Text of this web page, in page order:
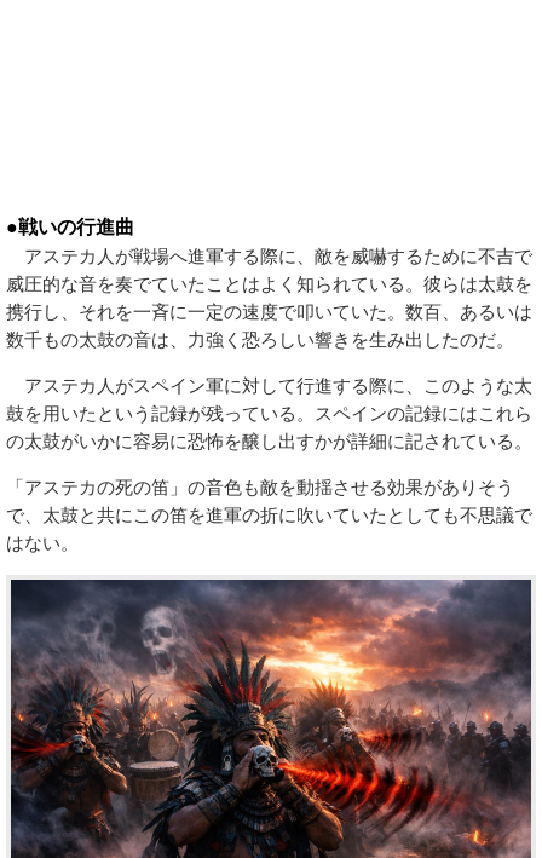
●戦いの行進曲
アステカ人が戦場へ進軍する際に、敵を威嚇するために不吉で
威圧的な音を奏でていたことはよく知られている。彼らは太鼓を
携行し、それを一斉に一定の速度で叩いていた。数百、あるいは
数千もの太鼓の音は、力強く恐ろしい響きを生み出したのだ。
アステカ人がスペイン軍に対して行進する際に、このような太
鼓を用いたという記録が残っている。スペインの記録にはこれら
の太鼓がいかに容易に恐怖を醸し出すかが詳細に記されている。
「アステカの死の笛」の音色も敵を動揺させる効果がありそう
で、太鼓と共にこの笛を進軍の折に吹いていたとしても不思議で
はない。